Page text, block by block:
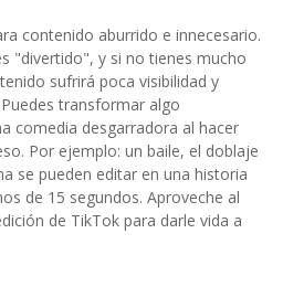
contenido aburrido e innecesario.
"divertido", y si no tienes mucho
sufrirá poca visibilidad y
transformar algo
comedia desgarradora al hacer
Por ejemplo: un baile, el doblaje
se pueden editar en una historia
de 15 segundos. Aproveche al
de TikTok para darle vida a